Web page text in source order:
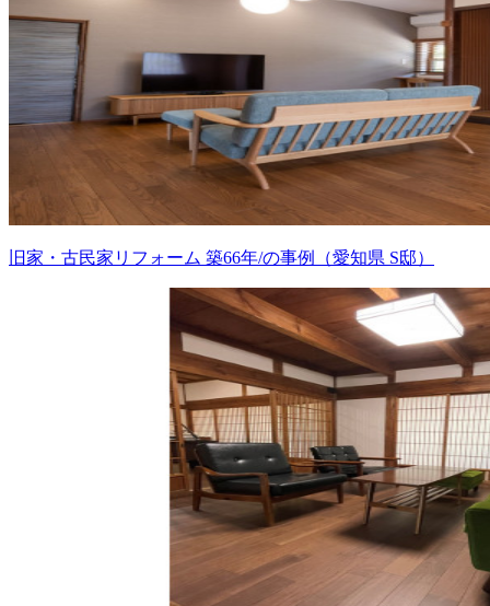
旧家・古民家リフォーム 築66年/の事例（愛知県 S邸）